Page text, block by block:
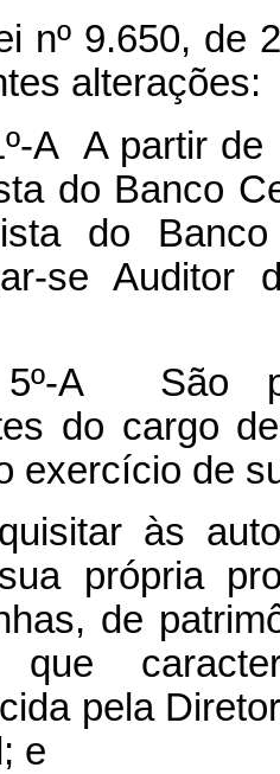
nº 9.650, de
alterações:
A A partir
do Banco
do
se Auditor
5º-A São
do cargo
exercício de
às
própria
de
que
pela
e